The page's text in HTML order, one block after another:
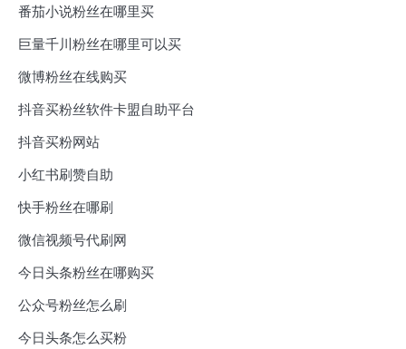
番茄小说粉丝在哪里买
巨量千川粉丝在哪里可以买
微博粉丝在线购买
抖音买粉丝软件卡盟自助平台
抖音买粉网站
小红书刷赞自助
快手粉丝在哪刷
微信视频号代刷网
今日头条粉丝在哪购买
公众号粉丝怎么刷
今日头条怎么买粉